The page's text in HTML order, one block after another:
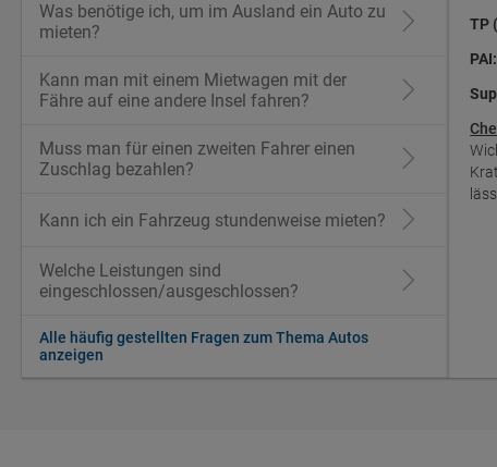
Was benötige ich, um im Ausland ein Auto zu
mieten?
Kann man mit einem Mietwagen mit der
Fähre auf eine andere Insel fahren?
Muss man für einen zweiten Fahrer einen
Zuschlag bezahlen?
Kann ich ein Fahrzeug stundenweise mieten?
Welche Leistungen sind
eingeschlossen/ausgeschlossen?
Alle häufig gestellten Fragen zum Thema Autos
anzeigen
TP
PAI: